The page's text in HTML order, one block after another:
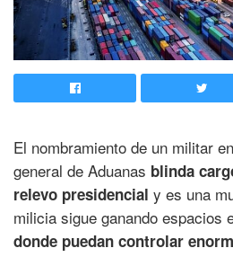
El nombramiento de un militar
general de Aduanas blinda
relevo presidencial y es una
milicia sigue ganando espacios
donde puedan controlar